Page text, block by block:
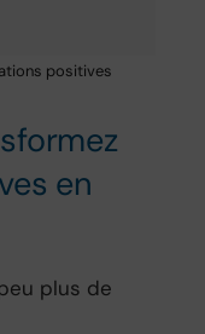
positives
en
plus de